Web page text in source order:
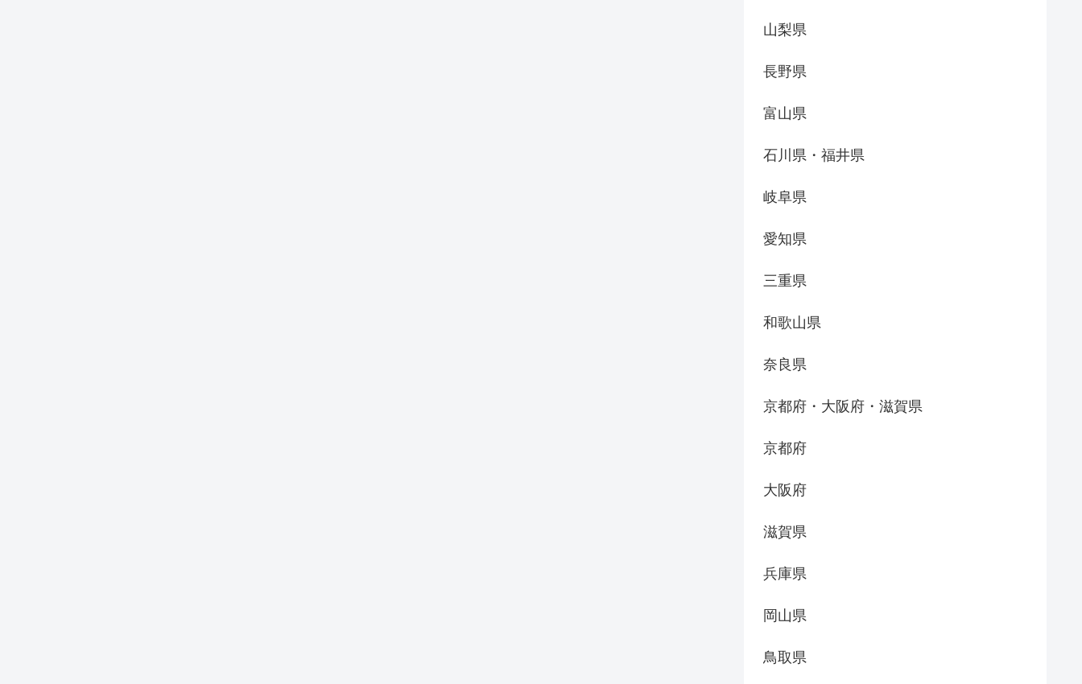
山梨県
長野県
富山県
石川県・福井県
岐阜県
愛知県
三重県
和歌山県
奈良県
京都府・大阪府・滋賀県
京都府
大阪府
滋賀県
兵庫県
岡山県
鳥取県